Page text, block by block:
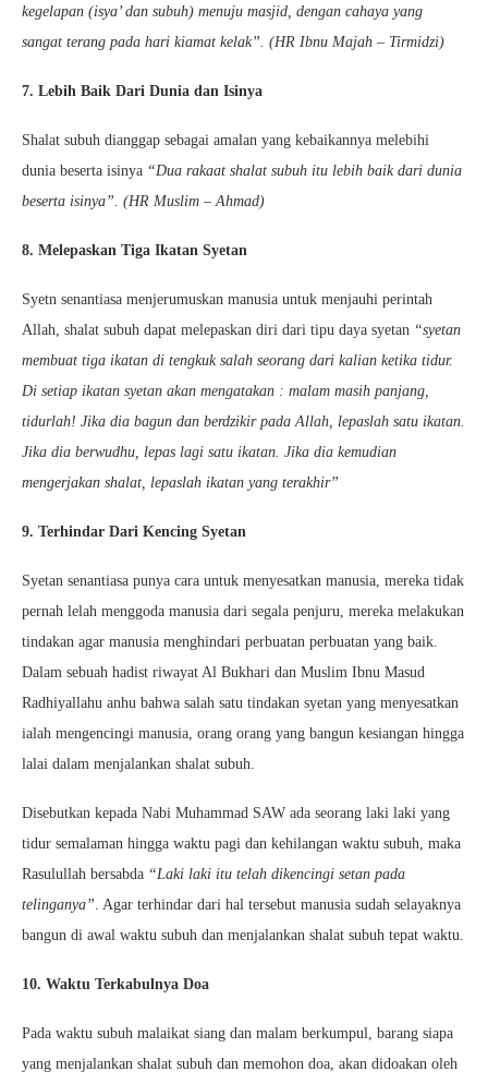
kegelapan (isya’ dan subuh) menuju masjid, dengan cahaya yang
sangat terang pada hari kiamat kelak”. (HR Ibnu Majah – Tirmidzi)
7. Lebih Baik Dari Dunia dan Isinya
Shalat subuh dianggap sebagai amalan yang kebaikannya melebihi
dunia beserta isinya “Dua rakaat shalat subuh itu lebih baik dari dunia
beserta isinya”. (HR Muslim – Ahmad)
8. Melepaskan Tiga Ikatan Syetan
Syetn senantiasa menjerumuskan manusia untuk menjauhi perintah
Allah, shalat subuh dapat melepaskan diri dari tipu daya syetan “syetan
membuat tiga ikatan di tengkuk salah seorang dari kalian ketika tidur.
Di setiap ikatan syetan akan mengatakan : malam masih panjang,
tidurlah! Jika dia bagun dan berdzikir pada Allah, lepaslah satu ikatan.
Jika dia berwudhu, lepas lagi satu ikatan. Jika dia kemudian
mengerjakan shalat, lepaslah ikatan yang terakhir”
9. Terhindar Dari Kencing Syetan
Syetan senantiasa punya cara untuk menyesatkan manusia, mereka tidak
pernah lelah menggoda manusia dari segala penjuru, mereka melakukan
tindakan agar manusia menghindari perbuatan perbuatan yang baik.
Dalam sebuah hadist riwayat Al Bukhari dan Muslim Ibnu Masud
Radhiyallahu anhu bahwa salah satu tindakan syetan yang menyesatkan
ialah mengencingi manusia, orang orang yang bangun kesiangan hingga
lalai dalam menjalankan shalat subuh.
Disebutkan kepada Nabi Muhammad SAW ada seorang laki laki yang
tidur semalaman hingga waktu pagi dan kehilangan waktu subuh, maka
Rasulullah bersabda “Laki laki itu telah dikencingi setan pada
telinganya”. Agar terhindar dari hal tersebut manusia sudah selayaknya
bangun di awal waktu subuh dan menjalankan shalat subuh tepat waktu.
10. Waktu Terkabulnya Doa
Pada waktu subuh malaikat siang dan malam berkumpul, barang siapa
yang menjalankan shalat subuh dan memohon doa, akan didoakan oleh